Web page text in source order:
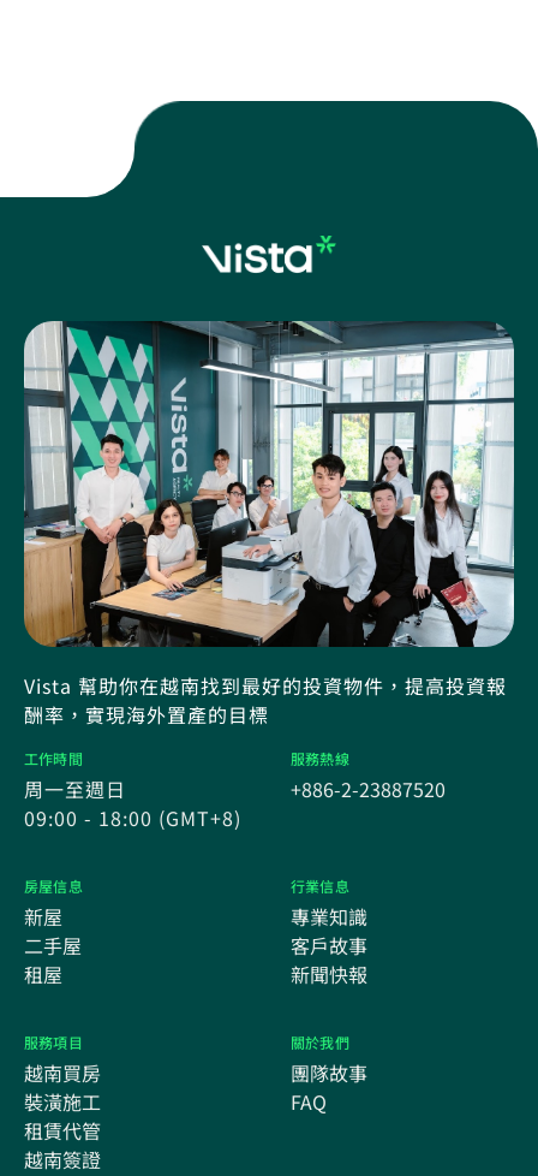
Vista 幫助你在越南找到最好的投資物件，提高投資報
酬率，實現海外置產的目標
工作時間
周一至週日
09:00 - 18:00 (GMT+8)
服務熱線
+886-2-23887520
房屋信息
新屋
二手屋
租屋
行業信息
專業知識
客戶故事
新聞快報
服務項目
越南買房
裝潢施工
租賃代管
越南簽證
關於我們
團隊故事
FAQ